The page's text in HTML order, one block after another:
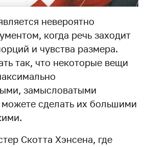
невероятно
когда речь заходит
и чувства размера.
так, что некоторые вещи
замысловатыми
сделать их большими
Скотта Хэнсена, где